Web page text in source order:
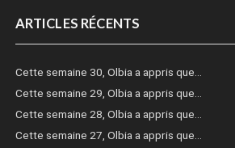
ARTICLES RÉCENTS
Cette semaine 30, Olbia a appris que…
Cette semaine 29, Olbia a appris que…
Cette semaine 28, Olbia a appris que…
Cette semaine 27, Olbia a appris que…